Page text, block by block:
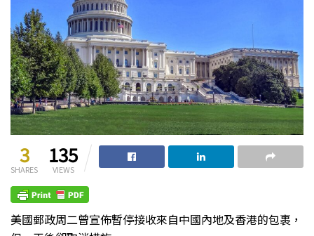
3
SHARES
135
VIEWS
美國郵政周二曾宣佈暫停接收來自中國內地及香港的包裹，